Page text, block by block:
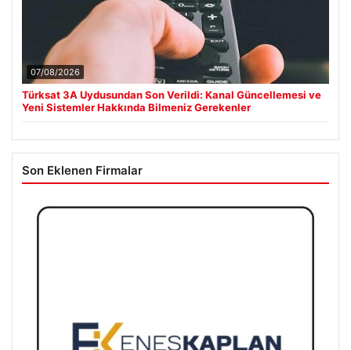
07/08/2026
Türksat 3A Uydusundan Son Verildi: Kanal Güncellemesi ve
Yeni Sistemler Hakkında Bilmeniz Gerekenler
Son Eklenen Firmalar